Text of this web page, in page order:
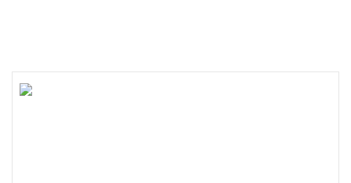
Contact